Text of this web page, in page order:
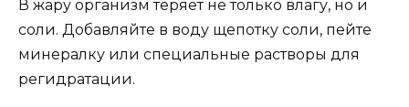
В жару организм теряет не только влагу, но и
соли. Добавляйте в воду щепотку соли, пейте
минералку или специальные растворы для
регидратации.